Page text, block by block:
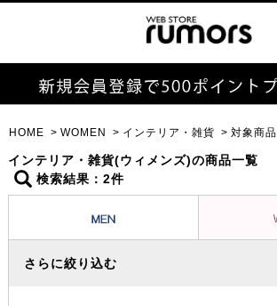
HOME WOMEN インテリア・雑貨 対象商品
インテリア・雑貨(ウィメンズ)の商品一覧
検索結果：2件
さらに絞り込む